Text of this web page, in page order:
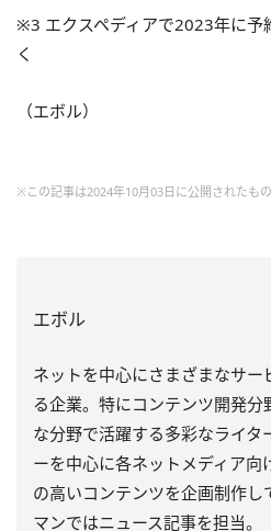
※3 エクスペディアで2023年に予
く
（エボル）
※この記事は2024年10月03日に公開されたも
エボル
ネットを中心にさまざまなサー
る企業。特にコンテンツ開発分
な分野で活躍する多彩なライタ
ーを中心に各ネットメディア向
の高いコンテンツを企画制作し
マンではニュース記事を担当。